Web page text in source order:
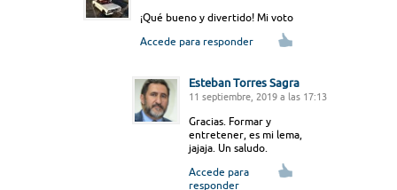
¡Qué bueno y divertido! Mi voto
Accede para responder
Esteban Torres Sagra
11 septiembre, 2019 a las 17:13
Gracias. Formar y
entretener, es mi lema,
jajaja. Un saludo.
Accede para
responder